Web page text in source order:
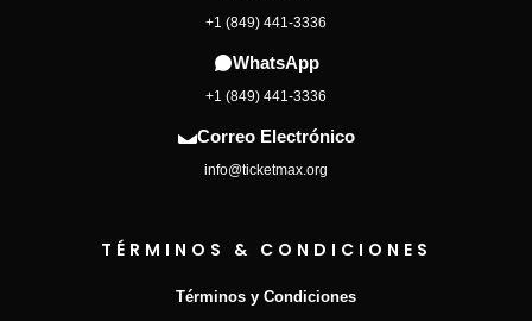
+1 (849) 441-3336
WhatsApp
+1 (849) 441-3336
Correo Electrónico
info@ticketmax.org
TÉRMINOS & CONDICIONES
Términos y Condiciones